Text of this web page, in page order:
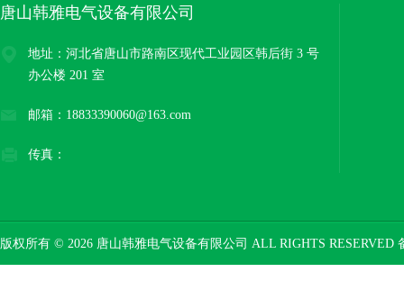
唐山韩雅电气设备有限公司
地址：河北省唐山市路南区现代工业园区韩后街 3 号
办公楼 201 室
邮箱：18833390060@163.com
传真：
版权所有 © 2026 唐山韩雅电气设备有限公司 ALL RIGHTS RESERVED